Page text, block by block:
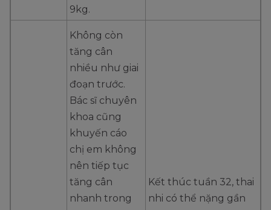
9kg.
Không còn
tăng cân
nhiều như giai
đoạn trước.
Bác sĩ chuyên
khoa cũng
khuyến cáo
chị em không
nên tiếp tục
tăng cân
nhanh trong
Kết thúc tuần 32, thai
nhi có thể nặng gần